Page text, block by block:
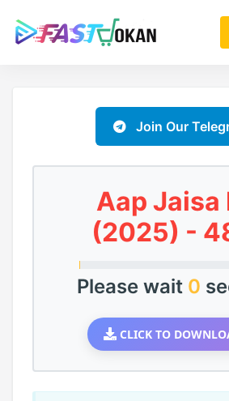
Join Our
Aap Jaisa
(2025) -
Please wait 0
CLICK TO